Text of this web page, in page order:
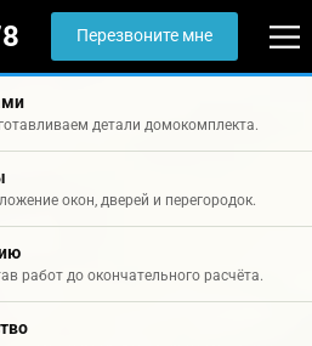
Перезвоните мне
детали домокомплекта.
окон, дверей и перегородок.
работ до окончательного расчёта.